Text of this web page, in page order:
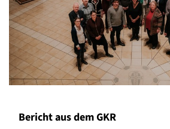
Bericht aus dem GKR